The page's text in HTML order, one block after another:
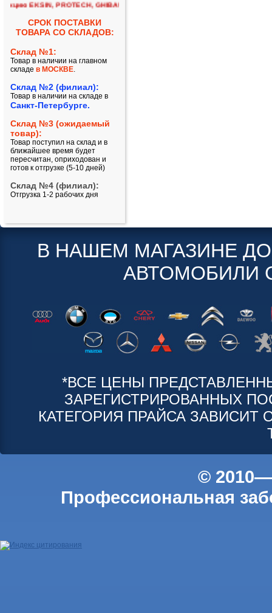
EKSIN, PROTECH, GHIBAUDI!!
СРОК ПОСТАВКИ
ТОВАРА СО СКЛАДОВ:
Склад №1:
Товар в наличии на главном
складе в МОСКВЕ.
Склад №2 (филиал):
Товар в наличии на складе в
Санкт-Петербурге.
Склад №3 (ожидаемый
товар):
Товар поступил на склад и в
ближайшее время будет
пересчитан, оприходован и
готов к отгрузке (5-10 дней)
Склад №4 (филиал):
Отгрузка 1-2 рабочих дня
В НАШЕМ МАГАЗИНЕ
АВТОМОБИЛИ
*ВСЕ ЦЕНЫ
ЗАРЕГИСТРИРОВАННЫХ
КАТЕГОРИЯ ПРАЙСА ЗАВИСИТ
©
Профессиональная